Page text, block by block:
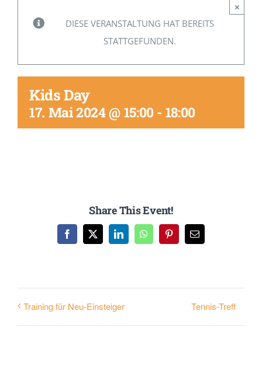
DIESE VERANSTALTUNG HAT BEREITS
STATTGEFUNDEN.
×
Kids Day
17. Mai 2024 @ 15:00 - 18:00
Share This Event!
Facebook
X LinkedInWhatsAppPinterest
E-
Mail
Training für Neu-Einsteiger Tennis-Treff